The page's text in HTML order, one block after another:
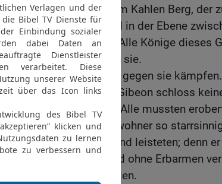
das gesamte Gebiet vom Kahlen Berg, der
liegt, bis nach Baal-Gad in der Ebene
dem Hermongebirge. Alle Könige dieses
gefangen und tötete sie.
Er musste jedoch lange gegen sie kämpfen.
Außer der Hiwiterstadt Gibeon schloss
den Israeliten Frieden. Alle mussten
Der HERR hatte ihre Bewohner so
den Israeliten Widerstand leisteten; denn
dem Bann verfielen und ohne Erbarmen
hatte er es Mose befohlen.